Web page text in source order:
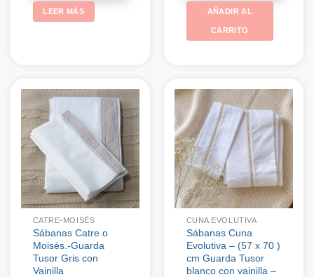
LEER MÁS AÑADIR AL
CARRITO
CATRE-MOISÉS
Sábanas Catre o
Moisés.-Guarda
Tusor Gris con
Vainilla
CUNA EVOLUTIVA
Sábanas Cuna
Evolutiva – (57 x 70 )
cm Guarda Tusor
blanco con vainilla –